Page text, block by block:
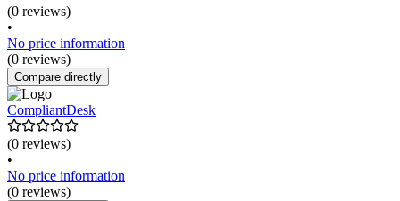
(0 reviews)
•
No price information
(0 reviews)
Compare directly
CompliantDesk
(0 reviews)
•
No price information
(0 reviews)